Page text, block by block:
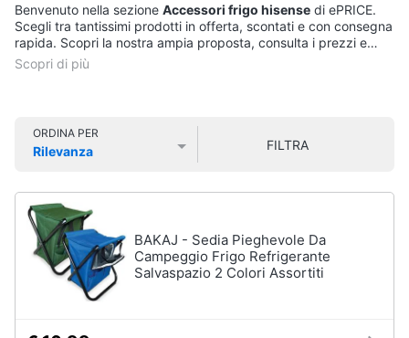
Tv
e
Home
Cinema
home
Audio
e
musica
Benvenuto nella sezione Accessori frigo hisense di ePRICE.
Scegli tra tantissimi prodotti in offerta, scontati e con consegna
rapida. Scopri la nostra ampia proposta, consulta i prezzi e
acquista comodamente online.
ORDINA PER
Rilevanza
FILTRA
BAKAJ - Sedia Pieghevole Da
Campeggio Frigo Refrigerante
Salvaspazio 2 Colori Assortiti